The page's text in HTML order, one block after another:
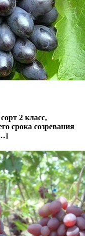
2 класс,
срока созревания